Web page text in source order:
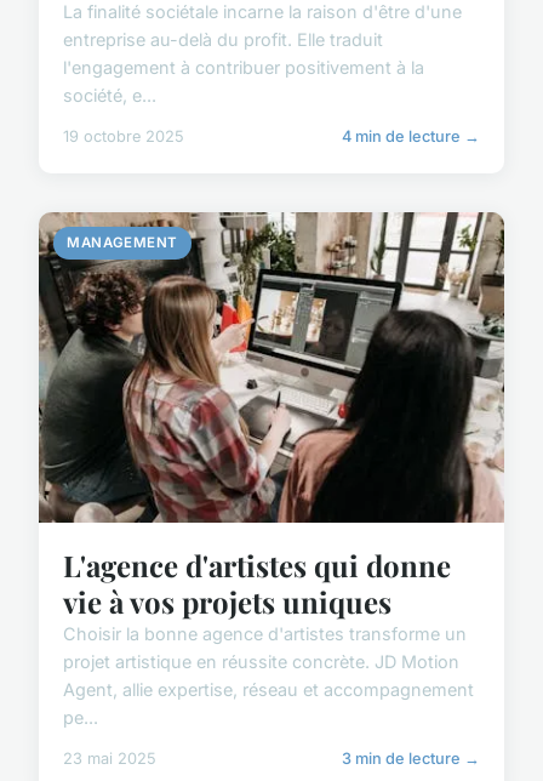
La finalité sociétale incarne la raison d'être d'une
entreprise au-delà du profit. Elle traduit
l'engagement à contribuer positivement à la
société, e...
19 octobre 2025 4 min de lecture →
MANAGEMENT
L'agence d'artistes qui donne
vie à vos projets uniques
Choisir la bonne agence d'artistes transforme un
projet artistique en réussite concrète. JD Motion
Agent, allie expertise, réseau et accompagnement
pe...
23 mai 2025 3 min de lecture →